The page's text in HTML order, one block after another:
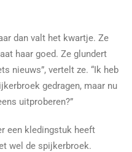
dan valt het kwartje. Ze
haar goed. Ze glundert
nieuws”, vertelt ze. “Ik heb
gedragen, maar nu
uitproberen?”
een kledingstuk heeft
wel de spijkerbroek.